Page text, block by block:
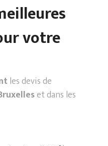
votre
les devis de
et dans les